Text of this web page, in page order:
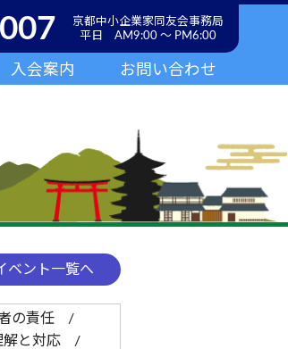
入会案内 お問い合わせ
京都中小企業家同友会事務局
平日 AM9:00 ～ PM6:00
ベント一覧へ
の責任
解と対応